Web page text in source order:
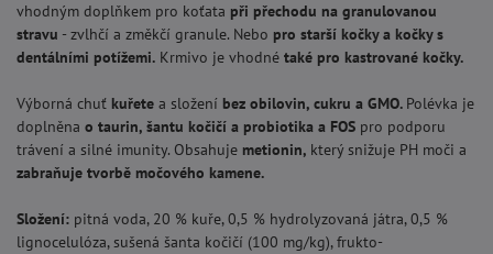
vhodným doplňkem pro koťata při přechodu na granulovanou
stravu - zvlhčí a změkčí granule. Nebo pro starší kočky a kočky s
dentálními potížemi. Krmivo je vhodné také pro kastrované kočky.
Výborná chuť kuřete a složení bez obilovin, cukru a GMO. Polévka je
doplněna o taurin, šantu kočičí a probiotika a FOS pro podporu
trávení a silné imunity. Obsahuje metionin, který snižuje PH moči a
zabraňuje tvorbě močového kamene.
Složení: pitná voda, 20 % kuře, 0,5 % hydrolyzovaná játra, 0,5 %
lignocelulóza, sušená šanta kočičí (100 mg/kg), frukto-